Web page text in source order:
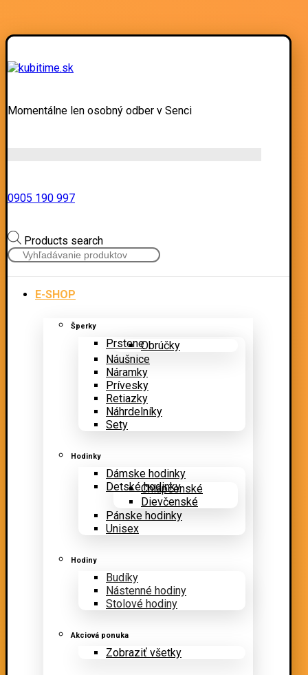
Momentálne len osobný odber v Senci
0905 190 997
Products search
E-SHOP
Šperky
PrsteneObrúčky
Náušnice
Náramky
Prívesky
Retiazky
Náhrdelníky
Sety
Hodinky
Dámske hodinky
Detské hodinky
Chlapčenské
Dievčenské
Pánske hodinky
Unisex
Hodiny
Budíky
Nástenné hodiny
Stolové hodiny
Akciová ponuka
Zobraziť všetky